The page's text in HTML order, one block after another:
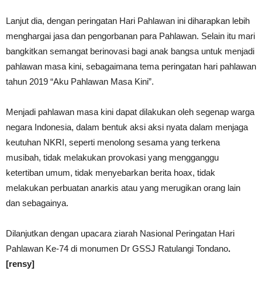
Lanjut dia, dengan peringatan Hari Pahlawan ini diharapkan lebih
menghargai jasa dan pengorbanan para Pahlawan. Selain itu mari
bangkitkan semangat berinovasi bagi anak bangsa untuk menjadi
pahlawan masa kini, sebagaimana tema peringatan hari pahlawan
tahun 2019 “Aku Pahlawan Masa Kini”.
Menjadi pahlawan masa kini dapat dilakukan oleh segenap warga
negara Indonesia, dalam bentuk aksi aksi nyata dalam menjaga
keutuhan NKRI, seperti menolong sesama yang terkena
musibah, tidak melakukan provokasi yang mengganggu
ketertiban umum, tidak menyebarkan berita hoax, tidak
melakukan perbuatan anarkis atau yang merugikan orang lain
dan sebagainya.
Dilanjutkan dengan upacara ziarah Nasional Peringatan Hari
Pahlawan Ke-74 di monumen Dr GSSJ Ratulangi Tondano.
[rensy]